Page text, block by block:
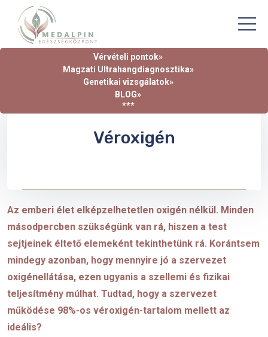
Vérvételi pontok»
Magzati Ultrahangdiagnosztika»
Genetikai vizsgálatok»
BLOG»
***
Véroxigén
Az emberi élet elképzelhetetlen oxigén nélkül. Minden
másodpercben szükségünk van rá, hiszen a test
sejtjeinek éltető elemeként tekinthetünk rá. Korántsem
mindegy azonban, hogy mennyire jó a szervezet
oxigénellátása, ezen ugyanis a szellemi és fizikai
teljesítmény múlhat. Tudtad, hogy a szervezet
működése 98%-os véroxigén-tartalom mellett az
ideális?